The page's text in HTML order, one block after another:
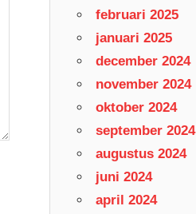
februari 2025
januari 2025
december 2024
november 2024
oktober 2024
september 2024
augustus 2024
juni 2024
april 2024